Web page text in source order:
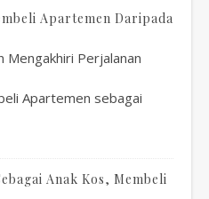
Apartemen Daripada
Mengakhiri Perjalanan
Apartemen sebagai
Anak Kos, Membeli